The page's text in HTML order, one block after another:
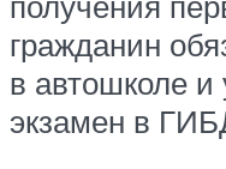
гражданин
в автошколе и
экзамен в